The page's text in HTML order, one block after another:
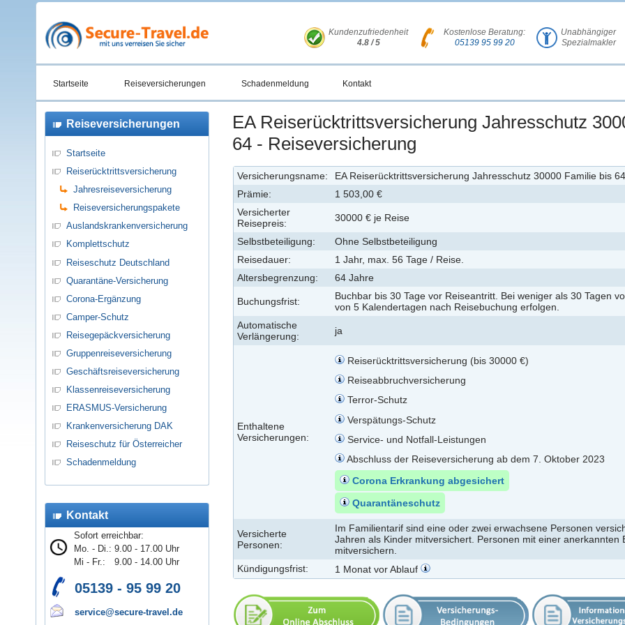
Kundenzufriedenheit
4.8 / 5
Kostenlose Beratung:
05139 95 99 20
Unabhängiger
Spezialmakler
Startseite Reiseversicherungen Schadenmeldung Kontakt
Reiseversicherungen
Startseite
Reiserücktrittsversicherung
Jahresreiseversicherung
Reiseversicherungspakete
Auslandskrankenversicherung
Komplettschutz
Reiseschutz Deutschland
Quarantäne-Versicherung
Corona-Ergänzung
Camper-Schutz
Reisegepäckversicherung
Gruppenreiseversicherung
Geschäftsreiseversicherung
Klassenreiseversicherung
ERASMUS-Versicherung
Krankenversicherung DAK
Reiseschutz für Österreicher
Schadenmeldung
Kontakt
Sofort erreichbar:
Mo. - Di.: 9.00 - 17.00 Uhr
Mi - Fr.:
9.00 - 14.00 Uhr
05139 - 95 99 20
service@secure-travel.de
EA Reiserücktrittsversicherung Jahresschutz
64 - Reiseversicherung
Versicherungsname:
EA Reiserücktrittsversicherung Jahresschutz 30000 Familie bis 64
Prämie:
1 503,00 €
Versicherter
Reisepreis:
30000 € je Reise
Selbstbeteiligung:
Ohne Selbstbeteiligung
Reisedauer:
1 Jahr, max. 56 Tage / Reise.
Altersbegrenzung:
64 Jahre
Buchungsfrist:
Buchbar bis 30 Tage vor Reiseantritt. Bei weniger als 30 Tagen
von 5 Kalendertagen nach Reisebuchung erfolgen.
Automatische
Verlängerung:
ja
Enthaltene
Versicherungen:
Reiserücktrittsversicherung (bis 30000 €)
Reiseabbruchversicherung
Terror-Schutz
Verspätungs-Schutz
Service- und Notfall-Leistungen
Abschluss der Reiseversicherung ab dem 7. Oktober 2023
Corona Erkrankung abgesichert
Quarantäneschutz
Versicherte
Personen:
Im Familientarif sind eine oder zwei erwachsene Personen
Jahren als Kinder mitversichert. Personen mit einer
mitversichern.
Kündigungsfrist:
1 Monat vor Ablauf